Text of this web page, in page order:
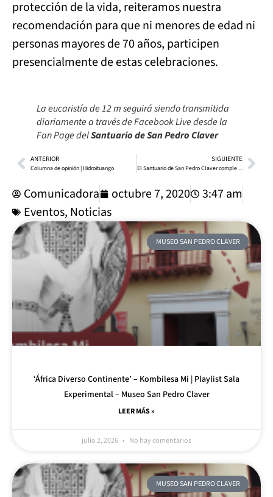
protección de la vida, reiteramos nuestra
recomendación para que ni menores de edad ni
personas mayores de 70 años, participen
presencialmente de estas celebraciones.
La eucaristía de 12 m seguirá siendo transmitida
diariamente a través de Facebook Live desde la
Fan Page delSantuario de San Pedro Claver
ANTERIOR
Columna de opinión | Hidroituango
SIGUIENTE
El Santuario de San Pedro Claver completa más de 800 ayudas humanitarias entregadas
Comunicadora octubre 7, 2020
3:47 am
Eventos, Noticias
MUSEO SAN PEDRO CLAVER
‘África Diverso Continente’ – Kombilesa Mi | Playlist Sala
Experimental – Museo San Pedro Claver
LEER MÁS »
julio 2, 2026 No hay comentarios
MUSEO SAN PEDRO CLAVER